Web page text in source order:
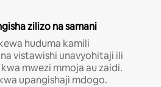
zilizo na samani
huduma kamili
vistawishi unavyohitaji ili
mwezi mmoja au zaidi.
upangishaji mdogo.